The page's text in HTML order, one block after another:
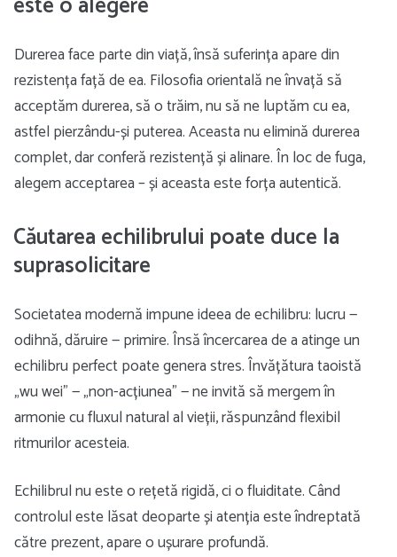
Durerea face parte din viață, însă suferința apare din
rezistența față de ea. Filosofia orientală ne învață să
acceptăm durerea, să o trăim, nu să ne luptăm cu ea,
astfel pierzându-și puterea. Aceasta nu elimină durerea
complet, dar conferă rezistență și alinare. În loc de fuga,
alegem acceptarea – și aceasta este forța autentică.
Căutarea echilibrului poate duce la
suprasolicitare
Societatea modernă impune ideea de echilibru: lucru —
odihnă, dăruire — primire. Însă încercarea de a atinge un
echilibru perfect poate genera stres. Învățătura taoistă
„wu wei” — „non-acțiunea” — ne invită să mergem în
armonie cu fluxul natural al vieții, răspunzând flexibil
ritmurilor acesteia.
Echilibrul nu este o rețetă rigidă, ci o fluiditate. Când
controlul este lăsat deoparte și atenția este îndreptată
către prezent, apare o ușurare profundă.